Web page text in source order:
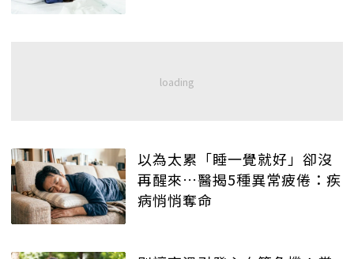
以為太累「睡一覺就好」卻沒
再醒來…醫揭5種異常疲倦：疾
病悄悄奪命